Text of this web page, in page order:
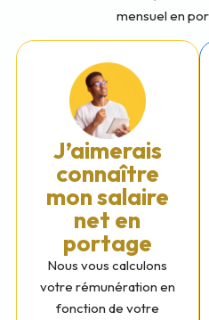
mensuel en
J’aimerais
connaître
mon salaire
net en
portage
Nous vous calculons
votre rémunération en
fonction de votre